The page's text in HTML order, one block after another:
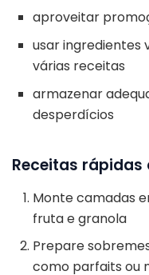
aproveitar
usar ingredientes
várias receitas
armazenar
desperdícios
Receitas rápidas
Monte camadas
fruta e granola
Prepare
como parfaits ou